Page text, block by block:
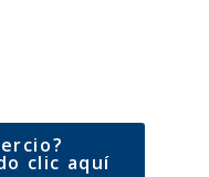
clic aquí